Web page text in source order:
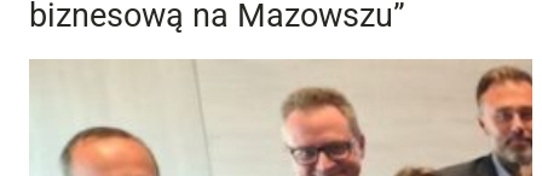
biznesową na Mazowszu”